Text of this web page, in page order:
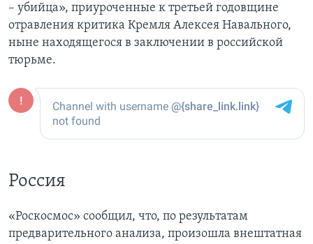
– убийца», приуроченные к третьей годовщине
отравления критика Кремля Алексея Навального,
ныне находящегося в заключении в российской
тюрьме.
Россия
«Роскосмос» сообщил, что, по результатам
предварительного анализа, произошла внештатная